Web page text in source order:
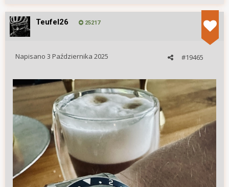
Teufel26 25217
#19465
Napisano 3 Października 2025